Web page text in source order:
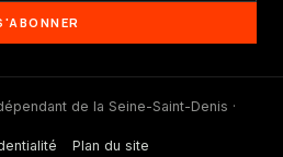
de la Seine-Saint-Denis ·
Plan du site